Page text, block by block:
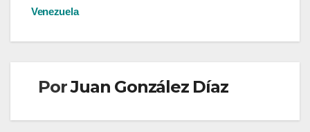
Venezuela
PorJuan González Díaz